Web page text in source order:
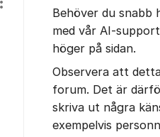
Visa/dölj inställningar för inlägg/
Behöver du snabb
med vår AI-
höger på sidan.
Observera att
forum. Det är
skriva ut några
exempelvis